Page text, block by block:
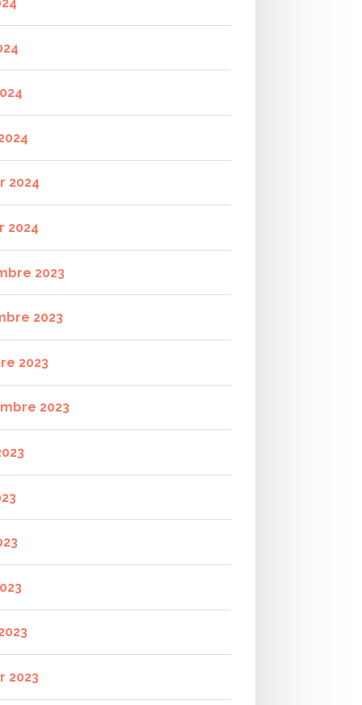
2024
2024
2023
2023
2023
2023
2023